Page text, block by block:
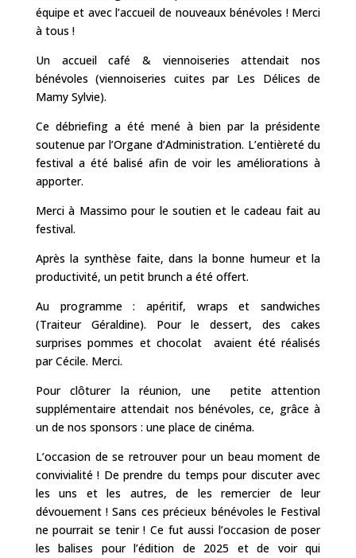
équipe et avec l’accueil de nouveaux bénévoles ! Merci
à tous !
Un accueil café & viennoiseries attendait nos
bénévoles (viennoiseries cuites par Les Délices de
Mamy Sylvie).
Ce débriefing a été mené à bien par la présidente
soutenue par l’Organe d’Administration. L’entièreté du
festival a été balisé afin de voir les améliorations à
apporter.
Merci à Massimo pour le soutien et le cadeau fait au
festival.
Après la synthèse faite, dans la bonne humeur et la
productivité, un petit brunch a été offert.
Au programme : apéritif, wraps et sandwiches
(Traiteur Géraldine). Pour le dessert, des cakes
surprises pommes et chocolat avaient été réalisés
par Cécile. Merci.
Pour clôturer la réunion, une petite attention
supplémentaire attendait nos bénévoles, ce, grâce à
un de nos sponsors : une place de cinéma.
L’occasion de se retrouver pour un beau moment de
convivialité ! De prendre du temps pour discuter avec
les uns et les autres, de les remercier de leur
dévouement ! Sans ces précieux bénévoles le Festival
ne pourrait se tenir ! Ce fut aussi l’occasion de poser
les balises pour l’édition de 2025 et de voir qui